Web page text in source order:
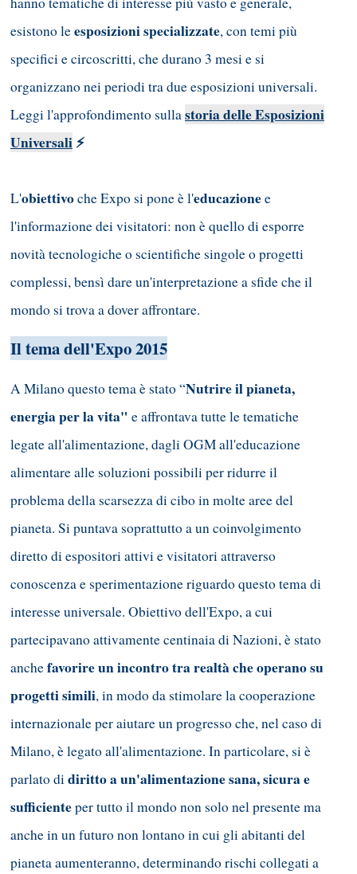
esistono leesposizioni specializzate, con temi più
specifici e circoscritti, che durano 3 mesi e si
organizzano nei periodi tra due esposizioni universali.
Leggi l'approfondimento sullastoria delle Esposizioni
Universali ⚡
L'obiettivoche Expo si pone è l'educazionee
l'informazione dei visitatori: non è quello di esporre
novità tecnologiche o scientifiche singole o progetti
complessi, bensì dare un'interpretazione a sfide che il
mondo si trova a dover affrontare.
Il tema dell'Expo 2015
A Milano questo tema è stato “Nutrire il pianeta,
energia per la vita" e affrontava tutte le tematiche
legate all'alimentazione, dagli OGM all'educazione
alimentare alle soluzioni possibili per ridurre il
problema della scarsezza di cibo in molte aree del
pianeta. Si puntava soprattutto a un coinvolgimento
diretto di espositori attivi e visitatori attraverso
conoscenza e sperimentazione riguardo questo tema di
interesse universale. Obiettivo dell'Expo, a cui
partecipavano attivamente centinaia di Nazioni, è stato
anchefavorire un incontro tra realtà che operano su
progetti simili, in modo da stimolare la cooperazione
internazionale per aiutare un progresso che, nel caso di
Milano, è legato all'alimentazione. In particolare, si è
parlato didiritto a un'alimentazione sana, sicura e
sufficienteper tutto il mondo non solo nel presente ma
anche in un futuro non lontano in cui gli abitanti del
pianeta aumenteranno, determinando rischi collegati a